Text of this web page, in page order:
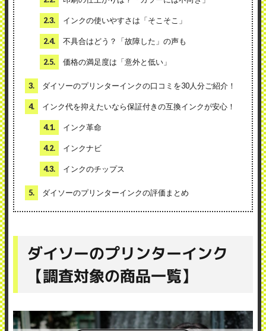
2.3. インクの使いやすさは「そこそこ」
2.4. 不具合はどう？「故障した」の声も
2.5. 価格の満足度は「意外と低い」
3. ダイソーのプリンターインクの口コミを30人分ご紹介！
4. インク代を抑えたいなら保証付きの互換インクが安心！
4.1. インク革命
4.2. インクナビ
4.3. インクのチップス
5. ダイソーのプリンターインクの評価まとめ
ダイソーのプリンターインク
【調査対象の商品一覧】